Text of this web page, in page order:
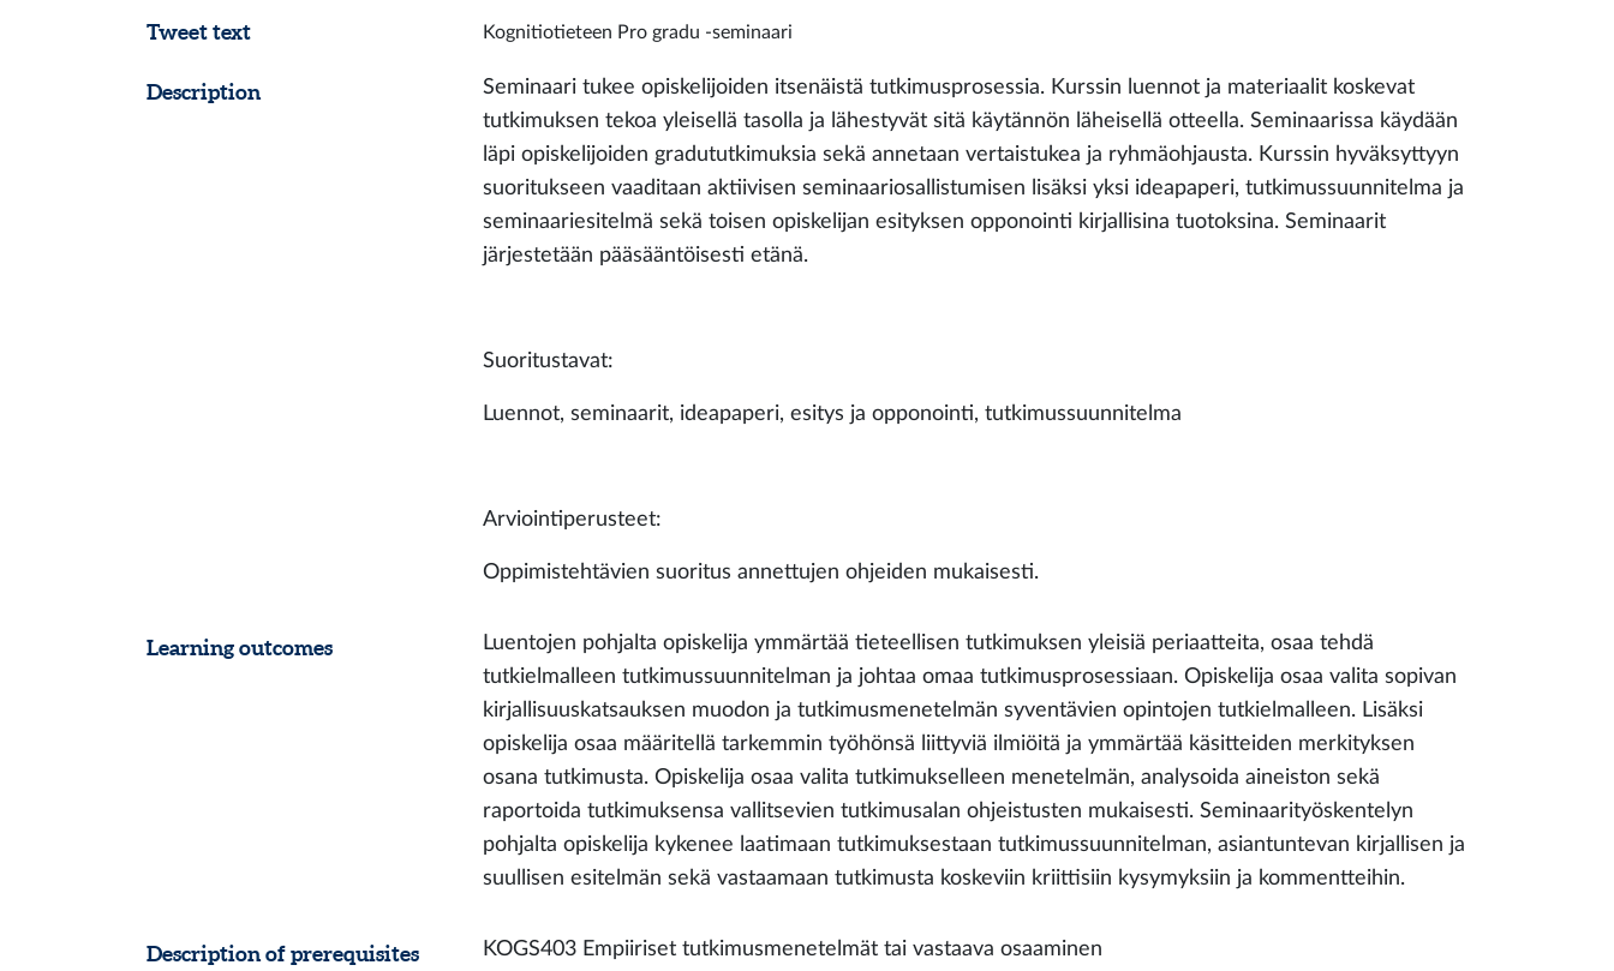
Tweet text Kognitiotieteen Pro gradu -seminaari
Description
Seminaari tukee opiskelijoiden itsenäistä tutkimusprosessia. Kurssin luennot ja materiaalit koskevat
tutkimuksen tekoa yleisellä tasolla ja lähestyvät sitä käytännön läheisellä otteella. Seminaarissa käydään
läpi opiskelijoiden gradututkimuksia sekä annetaan vertaistukea ja ryhmäohjausta. Kurssin hyväksyttyyn
suoritukseen vaaditaan aktiivisen seminaariosallistumisen lisäksi yksi ideapaperi, tutkimussuunnitelma ja
seminaariesitelmä sekä toisen opiskelijan esityksen opponointi kirjallisina tuotoksina. Seminaarit
järjestetään pääsääntöisesti etänä.
Suoritustavat:
Luennot, seminaarit, ideapaperi, esitys ja opponointi, tutkimussuunnitelma
Arviointiperusteet:
Oppimistehtävien suoritus annettujen ohjeiden mukaisesti.
Learning outcomes
Luentojen pohjalta opiskelija ymmärtää tieteellisen tutkimuksen yleisiä periaatteita, osaa tehdä
tutkielmalleen tutkimussuunnitelman ja johtaa omaa tutkimusprosessiaan. Opiskelija osaa valita sopivan
kirjallisuuskatsauksen muodon ja tutkimusmenetelmän syventävien opintojen tutkielmalleen. Lisäksi
opiskelija osaa määritellä tarkemmin työhönsä liittyviä ilmiöitä ja ymmärtää käsitteiden merkityksen
osana tutkimusta. Opiskelija osaa valita tutkimukselleen menetelmän, analysoida aineiston sekä
raportoida tutkimuksensa vallitsevien tutkimusalan ohjeistusten mukaisesti. Seminaarityöskentelyn
pohjalta opiskelija kykenee laatimaan tutkimuksestaan tutkimussuunnitelman, asiantuntevan kirjallisen ja
suullisen esitelmän sekä vastaamaan tutkimusta koskeviin kriittisiin kysymyksiin ja kommentteihin.
Description of prerequisites KOGS403 Empiiriset tutkimusmenetelmät tai vastaava osaaminen